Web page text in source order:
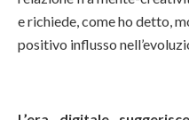
e richiede, come ho detto,
positivo influsso